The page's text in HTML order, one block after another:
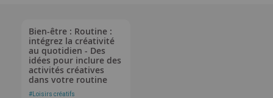
Bien-être : Routine :
intégrez la créativité
au quotidien - Des
idées pour inclure des
activités créatives
dans votre routine
# Loisirs créatifs